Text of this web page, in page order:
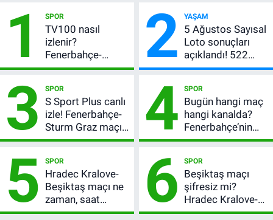
1 SPOR
TV100 nasıl
izlenir?
Fenerbahçe-
Sturm Graz maçı
bilgileri
2 YAŞAM
5 Ağustos Sayısal
Loto sonuçları
açıklandı! 522
milyon TL devretti
3 SPOR
S Sport Plus canlı
izle! Fenerbahçe-
Sturm Graz maçı
nasıl izlenir?
4 SPOR
Bugün hangi maç
hangi kanalda?
Fenerbahçe’nin
Avrupa sınavı
yayınlanacak
5 SPOR
Hradec Kralove-
Beşiktaş maçı ne
zaman, saat
kaçta? Şifresiz
6 SPOR
Beşiktaş maçı
şifresiz mi?
Hradec Kralove-
Beşiktaş hangi